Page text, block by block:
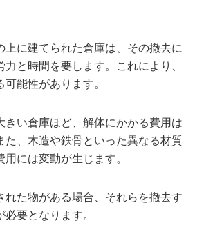
上に建てられた倉庫は、その撤去に
と時間を要します。これにより、
能性があります。
きい倉庫ほど、解体にかかる費用は
た、木造や鉄骨といった異なる材質
には変動が生じます。
れた物がある場合、それらを撤去す
要となります。